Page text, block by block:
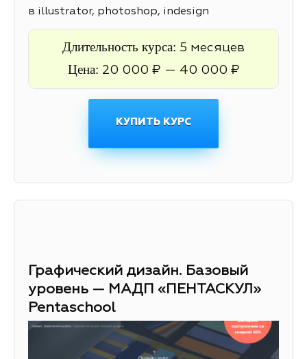
в illustrator, photoshop, indesign
Длительность курса: 5 месяцев
Цена: 20 000 ₽ — 40 000 ₽
КУПИТЬ КУРС
Графический дизайн. Базовый
уровень — МАДП «ПЕНТАСКУЛ»
Pentaschool